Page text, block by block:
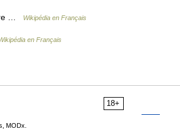
… Wikipédia en Français
en Français
18+
MODx.